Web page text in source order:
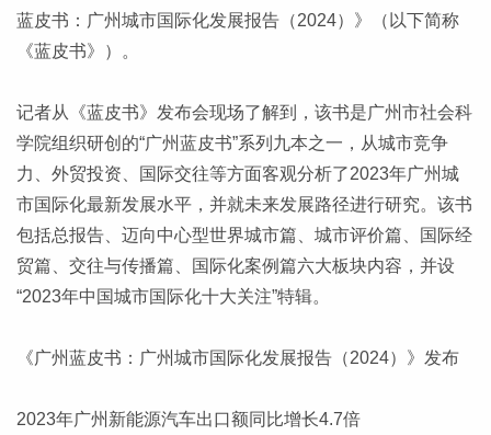
蓝皮书：广州城市国际化发展报告（2024）》（以下简称
《蓝皮书》）。
记者从《蓝皮书》发布会现场了解到，该书是广州市社会科
学院组织研创的“广州蓝皮书”系列九本之一，从城市竞争
力、外贸投资、国际交往等方面客观分析了2023年广州城
市国际化最新发展水平，并就未来发展路径进行研究。该书
包括总报告、迈向中心型世界城市篇、城市评价篇、国际经
贸篇、交往与传播篇、国际化案例篇六大板块内容，并设
“2023年中国城市国际化十大关注”特辑。
《广州蓝皮书：广州城市国际化发展报告（2024）》发布
2023年广州新能源汽车出口额同比增长4.7倍